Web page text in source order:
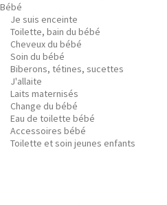
Bébé
Je suis enceinte
Toilette, bain du bébé
Cheveux du bébé
Soin du bébé
Biberons, tétines, sucettes
J'allaite
Laits maternisés
Change du bébé
Eau de toilette bébé
Accessoires bébé
Toilette et soin jeunes enfants